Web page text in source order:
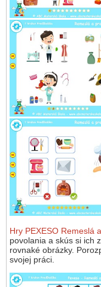
Hry PEXESO Remeslá
povolania a skús si ich
rovnaké obrázky.
svojej práci.